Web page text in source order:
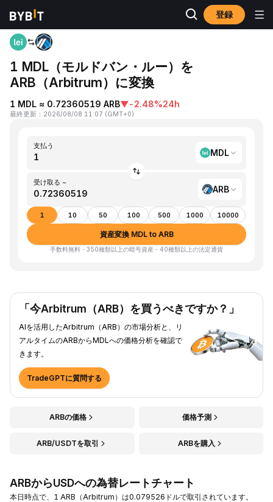
登録
ホーム MDL to ARB
1 MDL（モルドバン・ルー）を
ARB（Arbitrum）に変換
1 MDL ≈ 0.72360519 ARB▼-2.48%24h
最終更新 ： 2026/08/08 11:07 (GMT+0)
支払う
MDL
受け取る ~
ARB
1 10 50 100 500 1000 10000
資産変換 MDL to ARB
手数料無料・350種類以上の暗号資産・40種類以上の法定通貨
「今Arbitrum（ARB）を買うべきですか？」
AIを活用したArbitrum（ARB）の市場分析と、リ
アルタイムのARBからMDLへの価格分析を確認で
きます。
TradeGPTに質問する
ARBの価格 価格予測
ARB/USDTを取引 ARBを購入
ARBからUSDへの為替レートチャート
本日時点で、1 ARB（Arbitrum）は0.079526ドルで取引されています。